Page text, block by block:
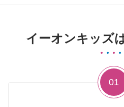
イーオンキッズ
01